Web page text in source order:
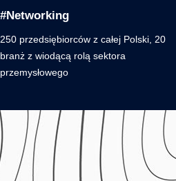
#Networking
250 przedsiębiorców z całej Polski, 20
branż z wiodącą rolą sektora
przemysłowego